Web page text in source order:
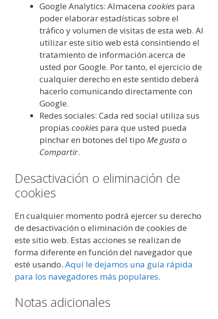
Google Analytics: Almacena cookies para
poder elaborar estadísticas sobre el
tráfico y volumen de visitas de esta web. Al
utilizar este sitio web está consintiendo el
tratamiento de información acerca de
usted por Google. Por tanto, el ejercicio de
cualquier derecho en este sentido deberá
hacerlo comunicando directamente con
Google.
Redes sociales: Cada red social utiliza sus
propias cookies para que usted pueda
pinchar en botones del tipo Me gustao
Compartir.
Desactivación o eliminación de
cookies
En cualquier momento podrá ejercer su derecho
de desactivación o eliminación de cookies de
este sitio web. Estas acciones se realizan de
forma diferente en función del navegador que
esté usando. Aquí le dejamos una guía rápida
para los navegadores más populares.
Notas adicionales